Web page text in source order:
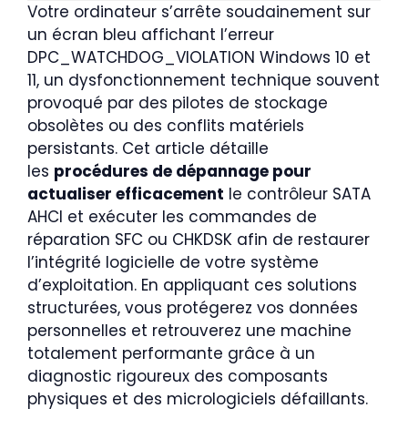
Votre ordinateur s’arrête soudainement sur
un écran bleu affichant l’erreur
DPC_WATCHDOG_VIOLATION Windows 10 et
11, un dysfonctionnement technique souvent
provoqué par des pilotes de stockage
obsolètes ou des conflits matériels
persistants. Cet article détaille
les procédures de dépannage pour
actualiser efficacement le contrôleur SATA
AHCI et exécuter les commandes de
réparation SFC ou CHKDSK afin de restaurer
l’intégrité logicielle de votre système
d’exploitation. En appliquant ces solutions
structurées, vous protégerez vos données
personnelles et retrouverez une machine
totalement performante grâce à un
diagnostic rigoureux des composants
physiques et des micrologiciels défaillants.